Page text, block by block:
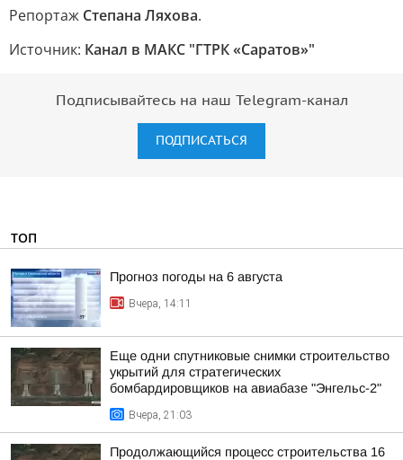
Репортаж Степана Ляхова.
Источник: Канал в МАКС "ГТРК «Саратов»"
Подписывайтесь на наш Telegram-канал
ПОДПИСАТЬСЯ
ТОП
Прогноз погоды на 6 августа
Вчера, 14:11
Еще одни спутниковые снимки строительство
укрытий для стратегических
бомбардировщиков на авиабазе "Энгельс-2"
Вчера, 21:03
Продолжающийся процесс строительства 16